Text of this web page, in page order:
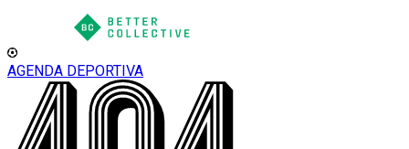
AGENDA DEPORTIVA